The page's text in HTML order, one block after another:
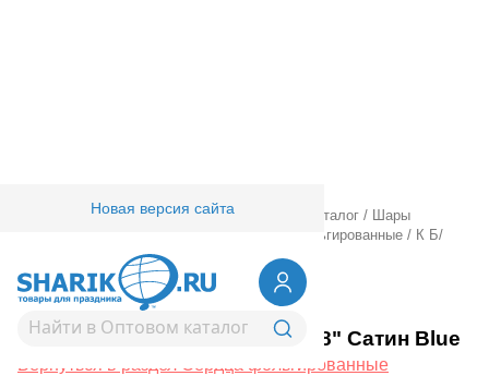
Новая версия сайта
Товары для праздника/ Оптовый каталог /
Шары
Сердца фольгированные / К Б/
РИС СЕРДЦЕ 18" Сатин Blue
1204-1759К Б/РИС СЕРДЦЕ 18" Сатин Blue
Вернуться в раздел Сердца фольгированные